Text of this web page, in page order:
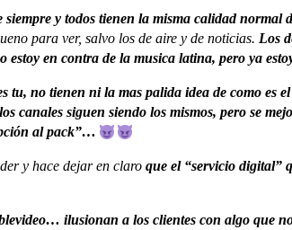
y todos tienen la misma calidad normal
para ver, salvo los de aire y de noticias. Los
en contra de la musica latina, pero ya
tu, no tienen ni la mas palida idea de como es
canales siguen siendo los mismos, pero se
al pack”…
y hace dejar en claro que el “servicio digital”
ilusionan a los clientes con algo que